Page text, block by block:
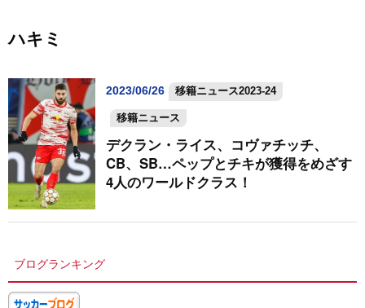
ハキミ
2023/06/26 移籍ニュース2023-24
移籍ニュース
デクラン・ライス、コヴァチッチ、
CB、SB…ペップとチキが獲得をめざす
4人のワールドクラス！
ブログランキング